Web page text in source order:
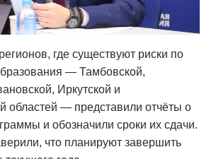
где существуют риски по
— Тамбовской,
Иркутской и
областей — представили отчёты о
и обозначили сроки их сдачи.
что планируют завершить